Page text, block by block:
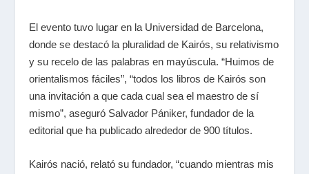
El evento tuvo lugar en la Universidad de Barcelona,
donde se destacó la pluralidad de Kairós, su relativismo
y su recelo de las palabras en mayúscula. “Huimos de
orientalismos fáciles”, “todos los libros de Kairós son
una invitación a que cada cual sea el maestro de sí
mismo”, aseguró Salvador Pániker, fundador de la
editorial que ha publicado alrededor de 900 títulos.
Kairós nació, relató su fundador, “cuando mientras mis